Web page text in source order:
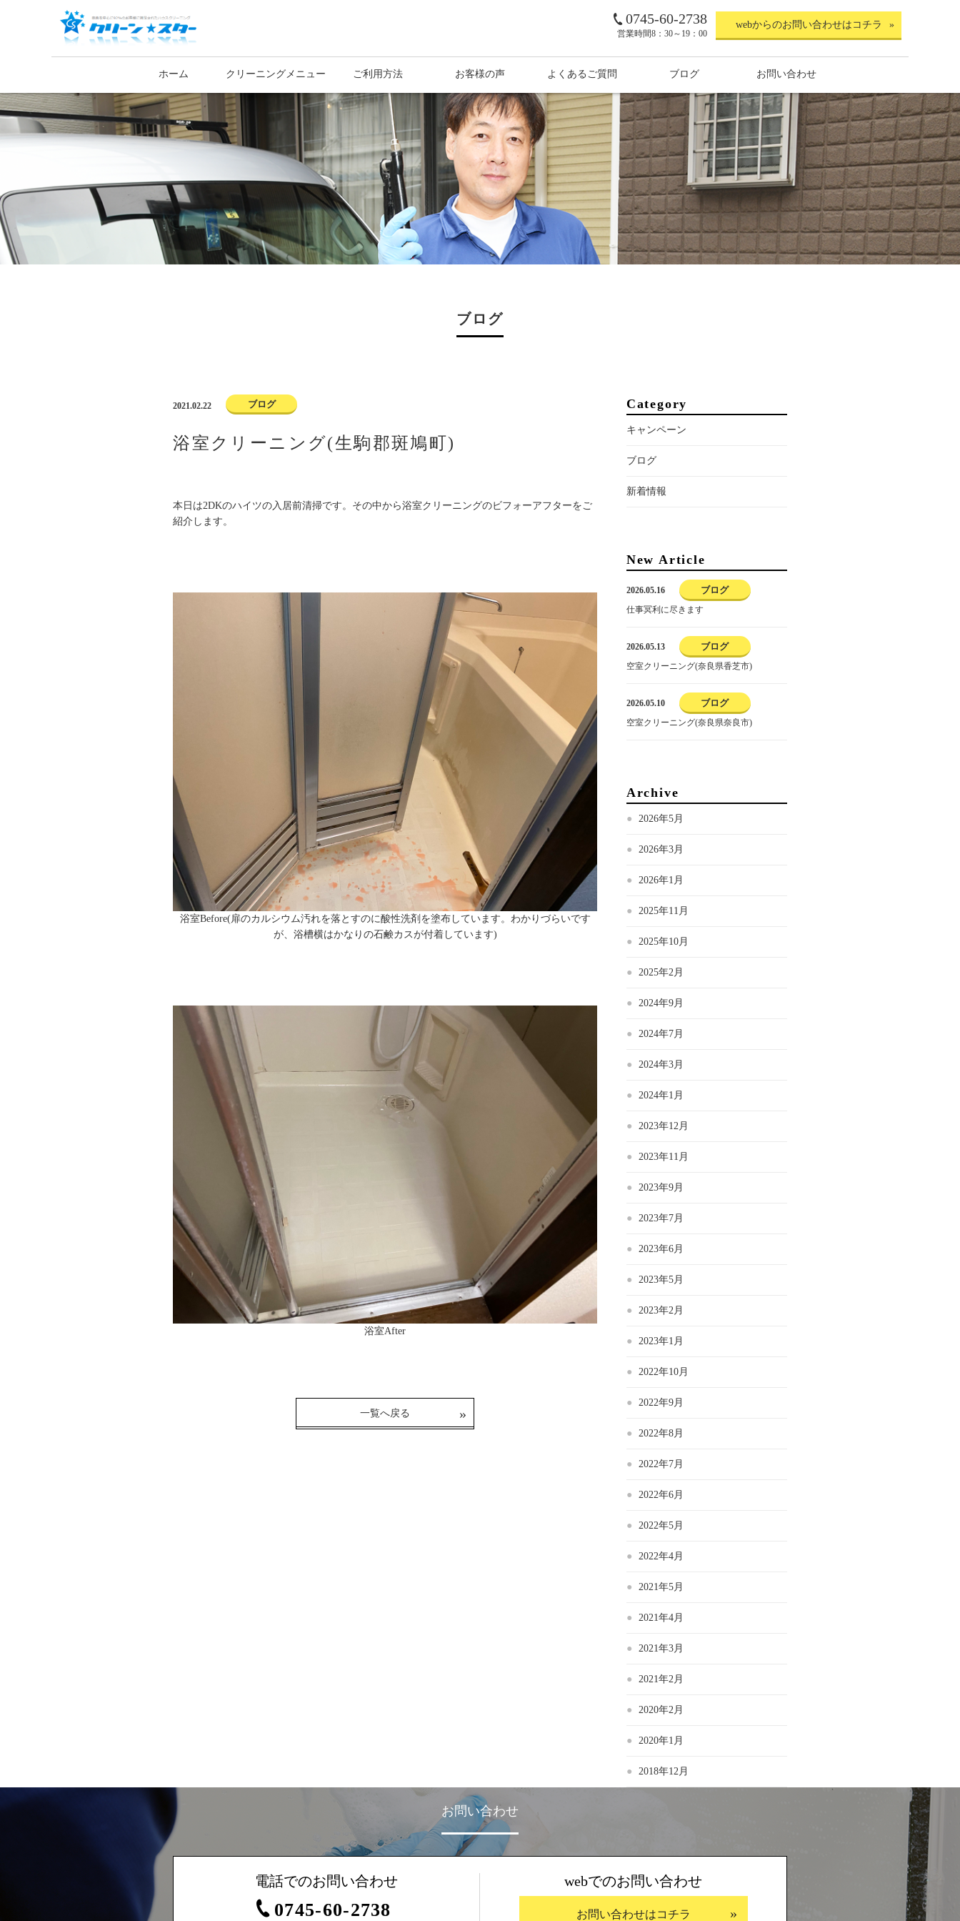
0745-60-2738
営業時間8：30～19：00
webからのお問い合わせはコチラ
ホーム クリーニングメニュー ご利用方法 お客様の声 よくあるご質問 ブログ お問い合わせ
ブログ
2021.02.22 ブログ
浴室クリーニング(生駒郡斑鳩町)
本日は2DKのハイツの入居前清掃です。その中から浴室クリーニングのビフォーアフターをご
紹介します。
浴室Before(扉のカルシウム汚れを落とすのに酸性洗剤を塗布しています。わかりづらいです
が、浴槽横はかなりの石鹸カスが付着しています)
浴室After
一覧へ戻る
Category
キャンペーン
ブログ
新着情報
New Article
2026.05.16 ブログ
仕事冥利に尽きます
2026.05.13 ブログ
空室クリーニング(奈良県香芝市)
2026.05.10 ブログ
空室クリーニング(奈良県奈良市)
Archive
2026年5月
2026年3月
2026年1月
2025年11月
2025年10月
2025年2月
2024年9月
2024年7月
2024年3月
2024年1月
2023年12月
2023年11月
2023年9月
2023年7月
2023年6月
2023年5月
2023年2月
2023年1月
2022年10月
2022年9月
2022年8月
2022年7月
2022年6月
2022年5月
2022年4月
2021年5月
2021年4月
2021年3月
2021年2月
2020年2月
2020年1月
2018年12月
お問い合わせ
電話でのお問い合わせ
0745-60-2738
webでのお問い合わせ
お問い合わせはコチラ